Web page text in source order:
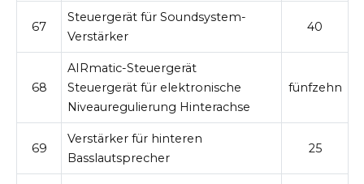
67
Steuergerät für Soundsystem-
Verstärker
40
68
AIRmatic-Steuergerät
Steuergerät für elektronische
Niveauregulierung Hinterachse
fünfzehn
69
Verstärker für hinteren
Basslautsprecher
25